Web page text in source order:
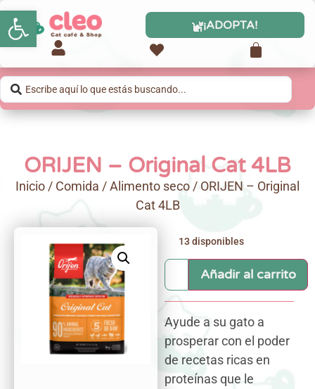
Abrir barra de herramientas ¡ADOPTA!
ORIJEN – Original Cat 4LB
Inicio/ Comida /Alimento seco/ ORIJEN – Original
Cat 4LB
13 disponibles
Añadir al carrito
Ayude a su gato a
prosperar con el poder
de recetas ricas en
proteínas que le